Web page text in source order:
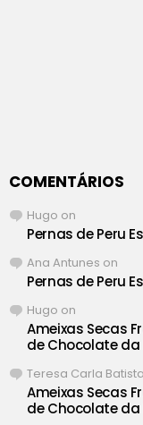
COMENTÁRIOS
Hugo on
Pernas de Peru
Ana Antunes on
Pernas de Peru
Hugo on
Ameixas Secas
de Chocolate
Teresa Carla Batista
Ameixas Secas
de Chocolate